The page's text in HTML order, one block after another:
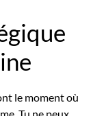
le moment où